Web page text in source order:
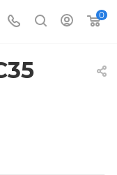
0